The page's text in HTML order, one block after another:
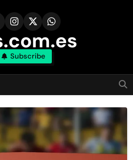
Subscribe